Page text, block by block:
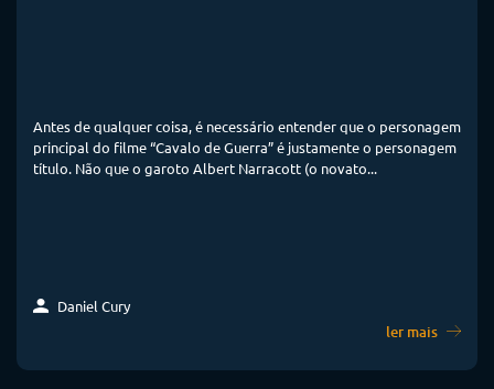
Antes de qualquer coisa, é necessário entender que o personagem
principal do filme “Cavalo de Guerra” é justamente o personagem
título. Não que o garoto Albert Narracott (o novato...
Daniel Cury
ler mais